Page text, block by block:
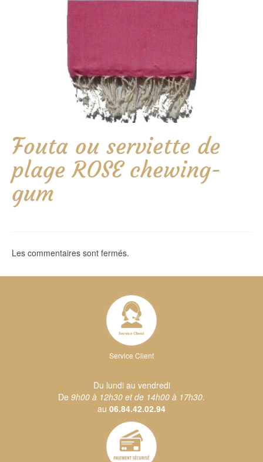
Fouta ou serviette de
plage ROSE chewing-
gum
Les commentaires sont fermés.
Service Client
Du lundi au vendredi
De 9h00 à 12h30 et de 14h00 à 17h30.
au 06.84.42.02.94